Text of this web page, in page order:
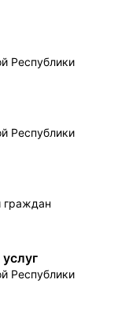
Республики
Республики
граждан
Республики